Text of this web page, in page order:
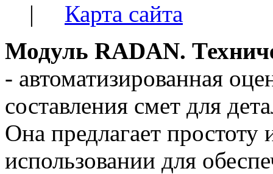
| Карта сайта
Модуль RADAN.
- автоматизированная
составления смет для
Она предлагает простоту
использовании для